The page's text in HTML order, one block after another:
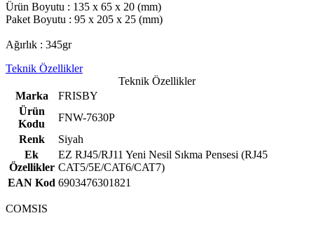
Ürün Boyutu : 135 x 65 x 20 (mm)
Paket Boyutu : 95 x 205 x 25 (mm)
Ağırlık : 345gr
Teknik Özellikler
Teknik Özellikler
Marka
FRISBY
Ürün
Kodu
FNW-7630P
Renk
Siyah
Ek
Özellikler
EZ RJ45/RJ11 Yeni Nesil Sıkma Pensesi (RJ45
CAT5/5E/CAT6/CAT7)
EAN Kod 6903476301821
COMSIS